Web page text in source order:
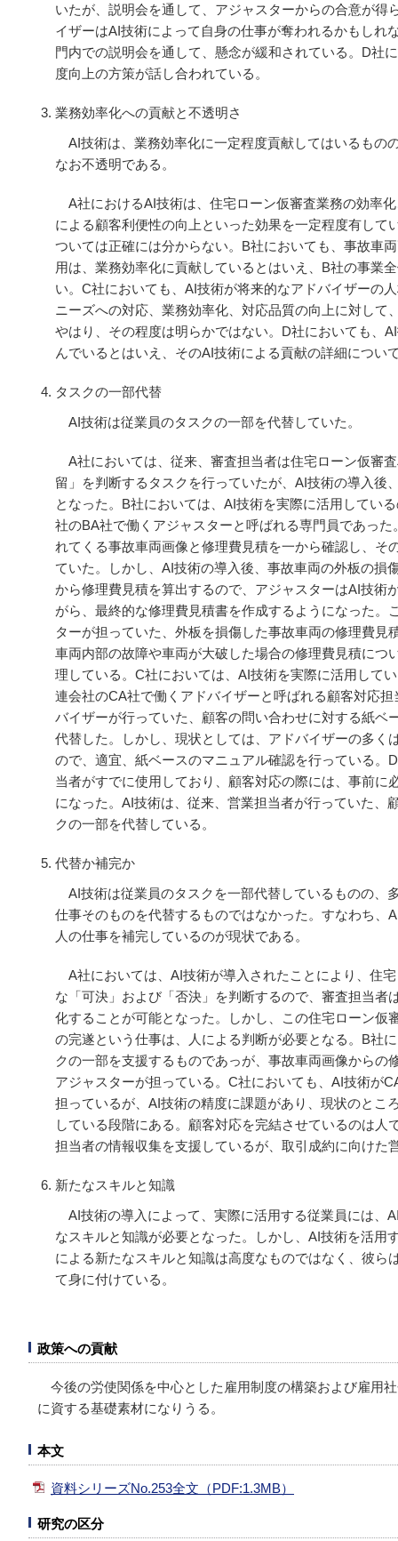
いたが、説明会を通して、アジャスターからの合意が得
イザーはAI技術によって自身の仕事が奪われるかもしれ
門内での説明会を通して、懸念が緩和されている。D社
度向上の方策が話し合われている。
業務効率化への貢献と不透明さ
AI技術は、業務効率化に一定程度貢献してはいるもの
なお不透明である。
A社におけるAI技術は、住宅ローン仮審査業務の効率
による顧客利便性の向上といった効果を一定程度有して
ついては正確には分からない。B社においても、事故車
用は、業務効率化に貢献しているとはいえ、B社の事業
い。C社においても、AI技術が将来的なアドバイザーの
ニーズへの対応、業務効率化、対応品質の向上に対して
やはり、その程度は明らかではない。D社においても、
んでいるとはいえ、そのAI技術による貢献の詳細につい
タスクの一部代替
AI技術は従業員のタスクの一部を代替していた。
A社においては、従来、審査担当者は住宅ローン仮審
留」を判断するタスクを行っていたが、AI技術の導入後
となった。B社においては、AI技術を実際に活用してい
社のBA社で働くアジャスターと呼ばれる専門員であっ
れてくる事故車両画像と修理費見積を一から確認し、そ
ていた。しかし、AI技術の導入後、事故車両の外板の損
から修理費見積を算出するので、アジャスターはAI技術
がら、最終的な修理費見積書を作成するようになった。
ターが担っていた、外板を損傷した事故車両の修理費見
車両内部の故障や車両が大破した場合の修理費見積につ
理している。C社においては、AI技術を実際に活用して
連会社のCA社で働くアドバイザーと呼ばれる顧客対応
バイザーが行っていた、顧客の問い合わせに対する紙ベ
代替した。しかし、現状としては、アドバイザーの多く
ので、適宜、紙ベースのマニュアル確認を行っている。
当者がすでに使用しており、顧客対応の際には、事前に
になった。AI技術は、従来、営業担当者が行っていた、
クの一部を代替している。
代替か補完か
AI技術は従業員のタスクを一部代替しているものの、
仕事そのものを代替するものではなかった。すなわち、
人の仕事を補完しているのが現状である。
A社においては、AI技術が導入されたことにより、住
な「可決」および「否決」を判断するので、審査担当者
化することが可能となった。しかし、この住宅ローン仮
の完遂という仕事は、人による判断が必要となる。B社
クの一部を支援するものであっが、事故車両画像からの
アジャスターが担っている。C社においても、AI技術が
担っているが、AI技術の精度に課題があり、現状のとこ
している段階にある。顧客対応を完結させているのは人
担当者の情報収集を支援しているが、取引成約に向けた
新たなスキルと知識
AI技術の導入によって、実際に活用する従業員には、
なスキルと知識が必要となった。しかし、AI技術を活用
による新たなスキルと知識は高度なものではなく、彼ら
て身に付けている。
政策への貢献
今後の労使関係を中心とした雇用制度の構築および雇用
に資する基礎素材になりうる。
本文
資料シリーズNo.253全文（PDF:1.3MB）
研究の区分